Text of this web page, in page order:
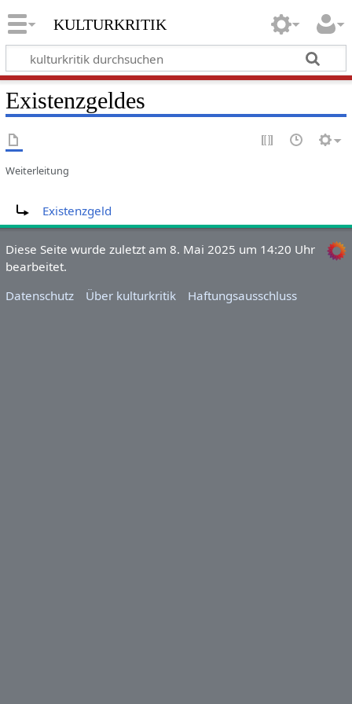
kulturkritik
Existenzgeldes
Weiterleitung
Existenzgeld
Diese Seite wurde zuletzt am 8. Mai 2025 um 14:20 Uhr
bearbeitet.
Datenschutz
Über kulturkritik Haftungsausschluss